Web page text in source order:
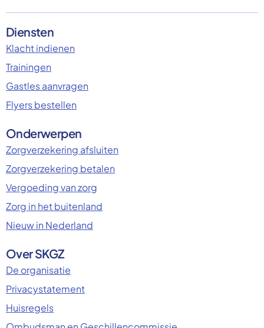
Diensten
Klacht indienen
Trainingen
Gastles aanvragen
Flyers bestellen
Onderwerpen
Zorgverzekering afsluiten
Zorgverzekering betalen
Vergoeding van zorg
Zorg in het buitenland
Nieuw in Nederland
Over SKGZ
De organisatie
Privacystatement
Huisregels